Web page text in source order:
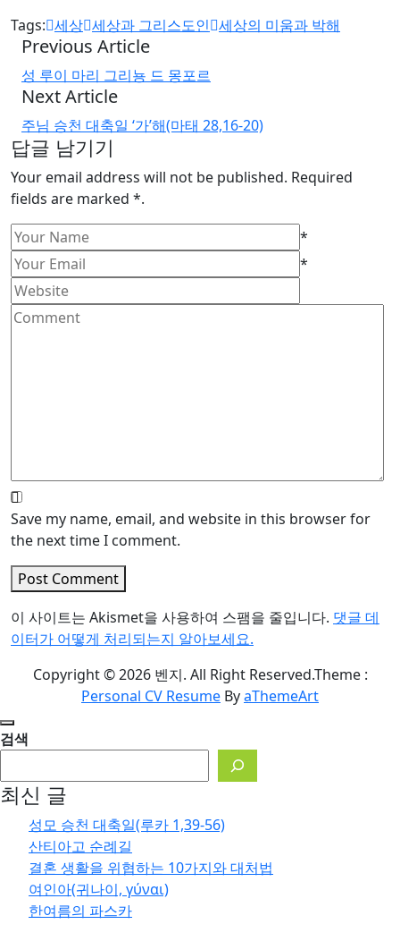
Tags: 세상 세상과 그리스도인 세상의 미움과 박해
Previous Article
성 루이 마리 그리뇽 드 몽포르
Next Article
주님 승천 대축일 ‘가’해(마태 28,16-20)
답글 남기기
Your email address will not be published. Required
fields are marked *.
*
*
Save my name, email, and website in this browser for
the next time I comment.
Post Comment
이 사이트는 Akismet을 사용하여 스팸을 줄입니다. 댓글 데
이터가 어떻게 처리되는지 알아보세요.
Copyright © 2026 벤지. All Right Reserved.Theme :
Personal CV Resume ByaThemeArt
검색
최신 글
성모 승천 대축일(루카 1,39-56)
산티아고 순례길
결혼 생활을 위협하는 10가지와 대처법
여인아(귀나이, γύναι)
한여름의 파스카